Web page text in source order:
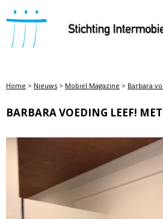
STICHTING INTERMOBIEL
Home > Nieuws > Mobiel Magazine > Barbara
BARBARA VOEDING LEEF!